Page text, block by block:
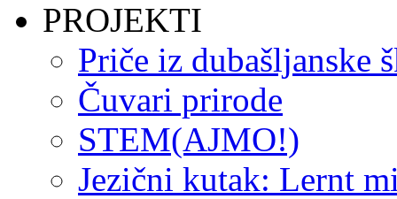
PROJEKTI
Priče iz dubašljanske
Čuvari prirode
STEM(AJMO!)
Jezični kutak: Lernt